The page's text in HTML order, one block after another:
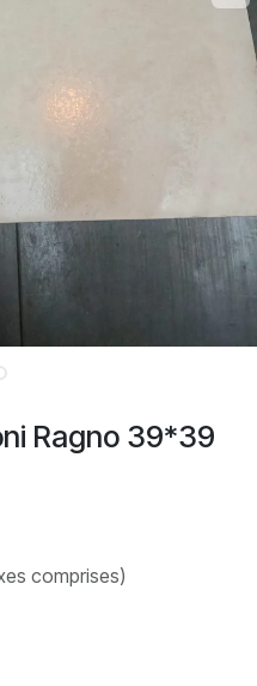
Ragno 39*39
comprises)